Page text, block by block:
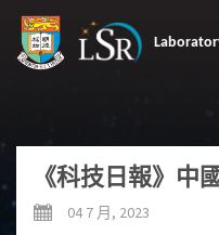
《科技日報》中
04 7 月, 2023